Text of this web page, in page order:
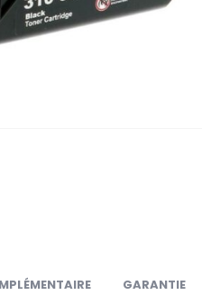
GARANTIE